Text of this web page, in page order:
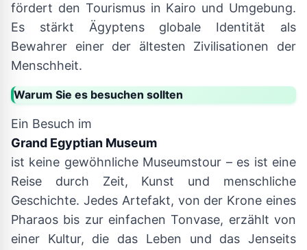
fördert den Tourismus in Kairo und Umgebung.
Es stärkt Ägyptens globale Identität als
Bewahrer einer der ältesten Zivilisationen der
Menschheit.
Warum Sie es besuchen sollten
Ein Besuch im
Grand Egyptian Museum
ist keine gewöhnliche Museumstour – es ist eine
Reise durch Zeit, Kunst und menschliche
Geschichte. Jedes Artefakt, von der Krone eines
Pharaos bis zur einfachen Tonvase, erzählt von
einer Kultur, die das Leben und das Jenseits